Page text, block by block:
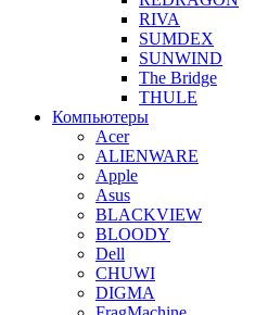
RIVA
SUMDEX
SUNWIND
The Bridge
THULE
Компьютеры
Acer
ALIENWARE
Apple
Asus
BLACKVIEW
BLOODY
Dell
CHUWI
DIGMA